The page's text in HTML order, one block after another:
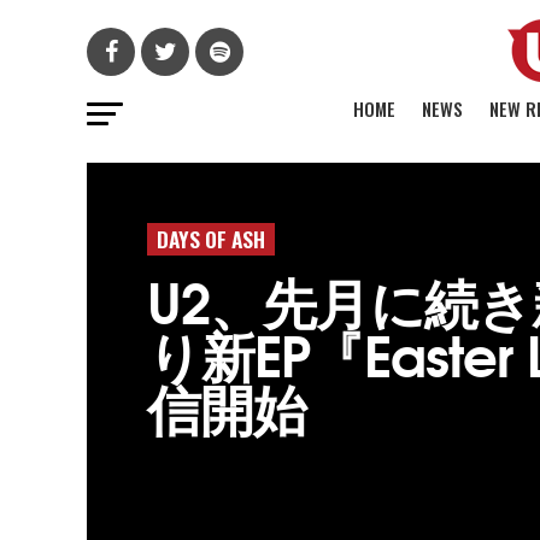
HOME NEWS NEW
DAYS OF ASH
U2、先月に続
り新EP『
信開始